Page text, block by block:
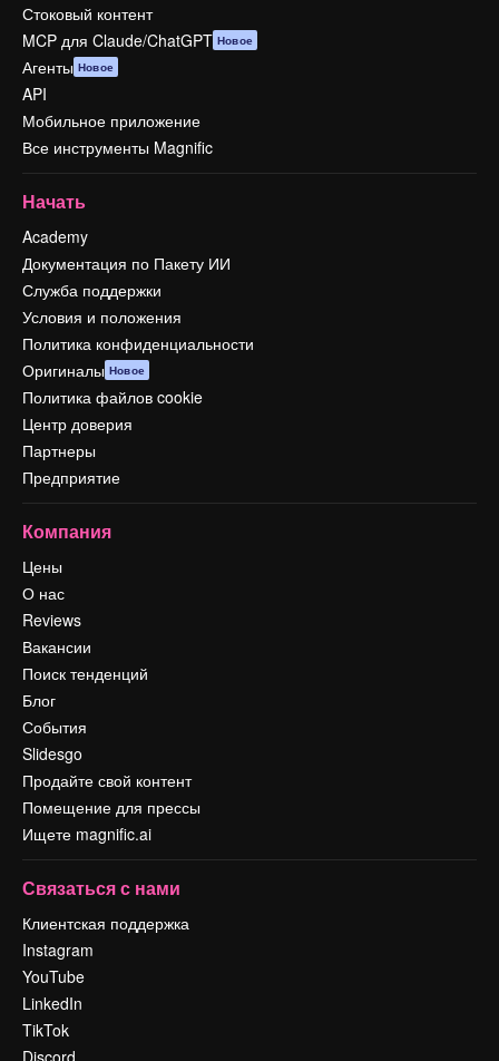
Стоковый контент
MCP для Claude/ChatGPT Новое
Агенты Новое
API
Мобильное приложение
Все инструменты Magnific
Начать
Academy
Документация по Пакету ИИ
Служба поддержки
Условия и положения
Политика конфиденциальности
Оригиналы Новое
Политика файлов cookie
Центр доверия
Партнеры
Предприятие
Компания
Цены
О нас
Reviews
Вакансии
Поиск тенденций
Блог
События
Slidesgo
Продайте свой контент
Помещение для прессы
Ищете magnific.ai
Связаться с нами
Клиентская поддержка
Instagram
YouTube
LinkedIn
TikTok